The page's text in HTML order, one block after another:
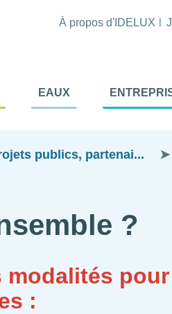
À propos d'IDELUX
EAUX
publics, partenai...
?
: